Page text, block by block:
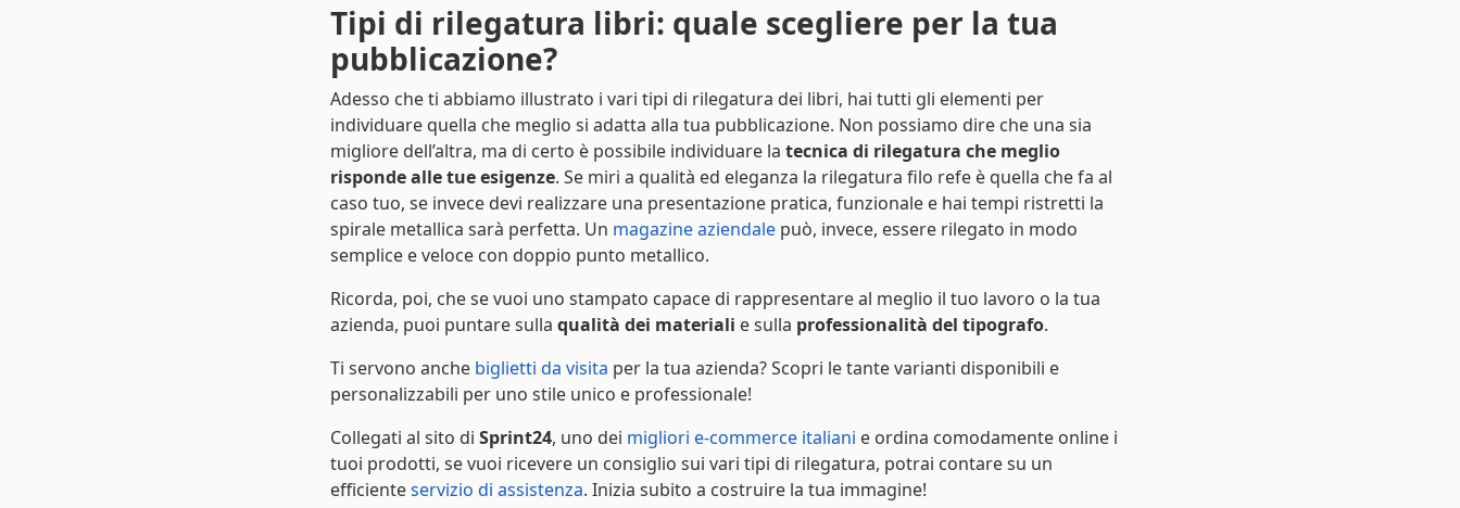
Tipi di rilegatura libri: quale scegliere per la tua
pubblicazione?
Adesso che ti abbiamo illustrato i vari tipi di rilegatura dei libri, hai tutti gli elementi per
individuare quella che meglio si adatta alla tua pubblicazione. Non possiamo dire che una sia
migliore dell’altra, ma di certo è possibile individuare la tecnica di rilegatura che meglio
risponde alle tue esigenze. Se miri a qualità ed eleganza la rilegatura filo refe è quella che fa al
caso tuo, se invece devi realizzare una presentazione pratica, funzionale e hai tempi ristretti la
spirale metallica sarà perfetta. Un magazine aziendale può, invece, essere rilegato in modo
semplice e veloce con doppio punto metallico.
Ricorda, poi, che se vuoi uno stampato capace di rappresentare al meglio il tuo lavoro o la tua
azienda, puoi puntare sulla qualità dei materiali e sulla professionalità del tipografo.
Ti servono anche biglietti da visita per la tua azienda? Scopri le tante varianti disponibili e
personalizzabili per uno stile unico e professionale!
Collegati al sito di Sprint24, uno dei migliori e-commerce italiani e ordina comodamente online i
tuoi prodotti, se vuoi ricevere un consiglio sui vari tipi di rilegatura, potrai contare su un
efficienteservizio di assistenza. Inizia subito a costruire la tua immagine!